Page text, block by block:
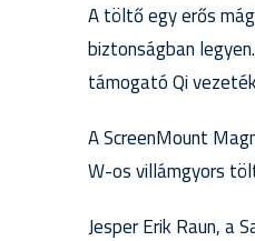
A töltő egy erős
biztonságban
támogató Qi
A ScreenMount
W-os villámgyors
Jesper Erik Raun, a